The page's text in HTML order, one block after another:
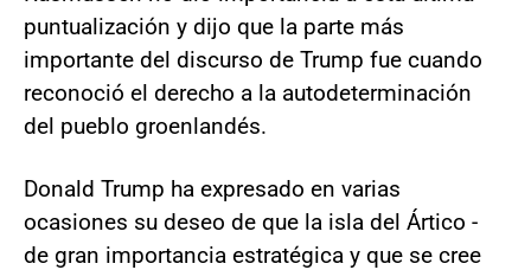
puntualización y dijo que la parte más
importante del discurso de Trump fue cuando
reconoció el derecho a la autodeterminación
del pueblo groenlandés.
Donald Trump ha expresado en varias
ocasiones su deseo de que la isla del Ártico -
de gran importancia estratégica y que se cree